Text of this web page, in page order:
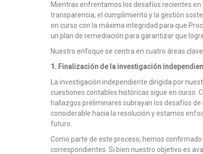
Mientras enfrentamos los desafíos recientes
transparencia, el cumplimiento y la gestión
en curso con la máxima integridad para que
un plan de remediación para garantizar que
Nuestro enfoque se centra en cuatro áreas
1. Finalización de la investigación
La investigación independiente dirigida por
cuestiones contables históricas sigue en curso.
hallazgos preliminares subrayan los desafíos
considerable hacia la resolución y estamos
futuro.
Como parte de este proceso, hemos
correspondientes. Si bien nuestro objetivo es